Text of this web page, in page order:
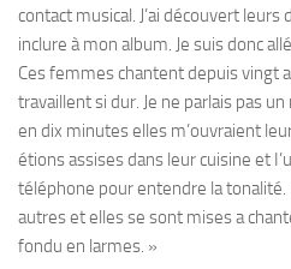
contact musical. J’ai découvert leurs
inclure à mon album. Je suis donc
Ces femmes chantent depuis vingt
travaillent si dur. Je ne parlais pas
en dix minutes elles m’ouvraient
étions assises dans leur cuisine et
téléphone pour entendre la tonalité.
autres et elles se sont mises a
fondu en larmes. »